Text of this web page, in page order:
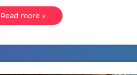
Read more »